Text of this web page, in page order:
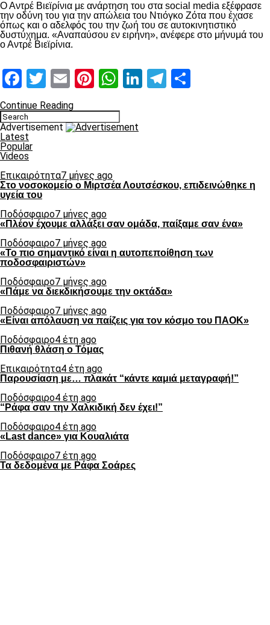
Ο Αντρέ Βιεϊρίνια με ανάρτηση του στα social media εξέφρασε
την οδύνη του για την απώλεια του Ντιόγκο Ζότα που έχασε
όπως και ο αδελφός του την ζωή του σε αυτοκινητιστικό
δυστύχημα. «Αναπαύσου εν ειρήνη», ανέφερε στο μήνυμά του
ο Αντρέ Βιεϊρίνια.
Facebook
Twitter
EmailPinterest
WhatsApp
LinkedIn
Telegram
Continue Reading
Advertisement
Latest
Popular
Videos
Επικαιρότητα7 μήνες ago
Στο νοσοκομείο ο Μιρτσέα Λουτσέσκου, επιδεινώθηκε η
υγεία του
Ποδόσφαιρο7 μήνες ago
«Πλέον έχουμε αλλάξει σαν ομάδα, παίξαμε σαν ένα»
Ποδόσφαιρο7 μήνες ago
«Το πιο σημαντικό είναι η αυτοπεποίθηση των
ποδοσφαιριστών»
Ποδόσφαιρο7 μήνες ago
«Πάμε να διεκδικήσουμε την οκτάδα»
Ποδόσφαιρο7 μήνες ago
«Είναι απόλαυση να παίζεις για τον κόσμο του ΠΑΟΚ»
Ποδόσφαιρο4 έτη ago
Πιθανή θλάση ο Τόμας
Επικαιρότητα4 έτη ago
Παρουσίαση με… πλακάτ “κάντε καμιά μεταγραφή!”
Ποδόσφαιρο4 έτη ago
“Ράφα σαν την Χαλκιδική δεν έχει!”
Ποδόσφαιρο4 έτη ago
«Last dance» για Κουαλιάτα
Ποδόσφαιρο7 έτη ago
Τα δεδομένα με Ράφα Σοάρες